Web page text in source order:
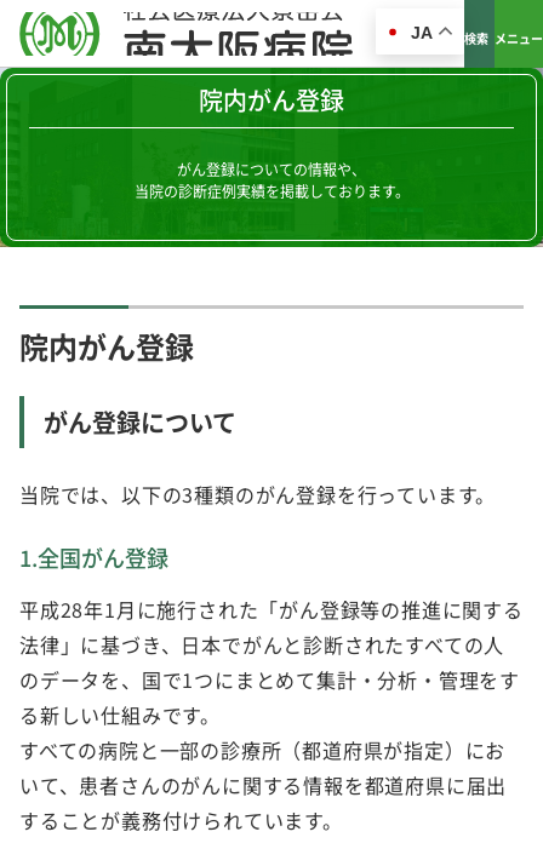
JA 検索 メニュー
院内がん登録
がん登録についての情報や、
当院の診断症例実績を掲載しております。
院内がん登録
がん登録について
当院では、以下の3種類のがん登録を行っています。
1.全国がん登録
平成28年1月に施行された「がん登録等の推進に関する
法律」に基づき、日本でがんと診断されたすべての人
のデータを、国で1つにまとめて集計・分析・管理をす
る新しい仕組みです。
すべての病院と一部の診療所（都道府県が指定）にお
いて、患者さんのがんに関する情報を都道府県に届出
することが義務付けられています。